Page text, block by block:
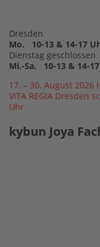
Dresden
Mo. 10-13 & 14-17
Dienstag geschlossen
Mi.-Sa. 10-13 & 14-
17. – 30. August 2026
VITA REGIA Dresden
Uhr
kybun Joya